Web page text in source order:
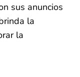
sus anuncios
la
la